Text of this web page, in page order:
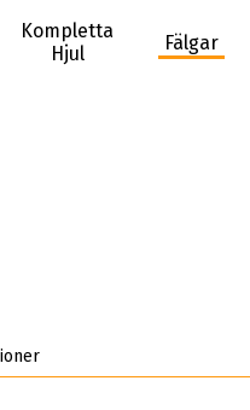
Kompletta
Hjul
Fälgar